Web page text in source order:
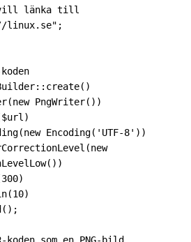
vill länka till
linux.se";